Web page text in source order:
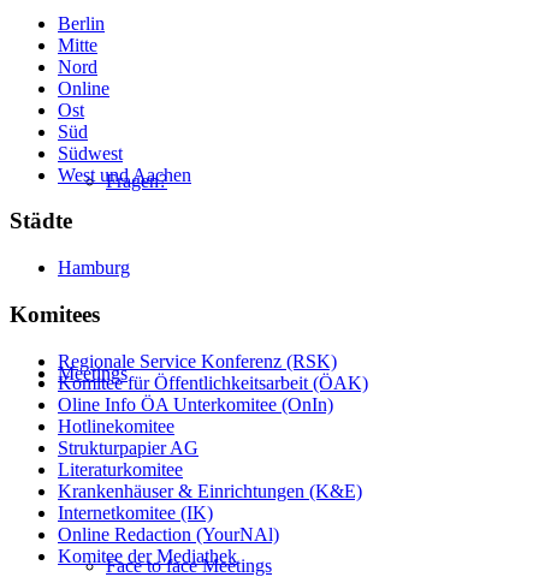
Fragen?
Meetings
Face to face Meetings
Berlin
Mitte
Nord
Online
Ost
Süd
Südwest
West und Aachen
Städte
Hamburg
Komitees
Regionale Service Konferenz (RSK)
Komitee für Öffentlichkeitsarbeit (ÖAK)
Oline Info ÖA Unterkomitee (OnIn)
Hotlinekomitee
Strukturpapier AG
Literaturkomitee
Krankenhäuser & Einrichtungen (K&E)
Internetkomitee (IK)
Online Redaction (YourNAl)
Komitee der Mediathek